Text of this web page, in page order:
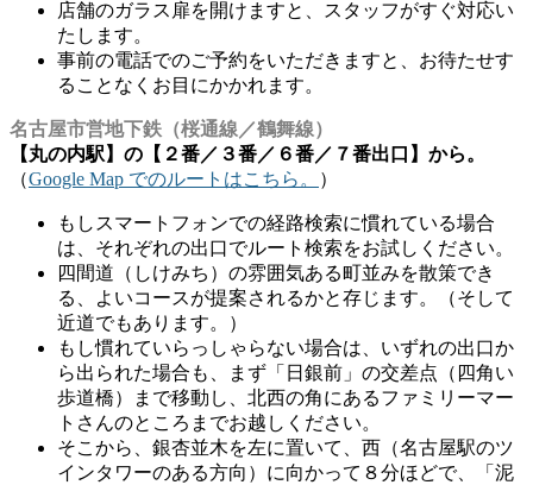
店舗のガラス扉を開けますと、スタッフがすぐ対応い
たします。
事前の電話でのご予約をいただきますと、お待たせす
ることなくお目にかかれます。
名古屋市営地下鉄（桜通線／鶴舞線）
【丸の内駅】の【２番／３番／６番／７番出口】から。
（Google Map でのルートはこちら。 ）
もしスマートフォンでの経路検索に慣れている場合
は、それぞれの出口でルート検索をお試しください。
四間道（しけみち）の雰囲気ある町並みを散策でき
る、よいコースが提案されるかと存じます。（そして
近道でもあります。）
もし慣れていらっしゃらない場合は、いずれの出口か
ら出られた場合も、まず「日銀前」の交差点（四角い
歩道橋）まで移動し、北西の角にあるファミリーマー
トさんのところまでお越しください。
そこから、銀杏並木を左に置いて、西（名古屋駅のツ
インタワーのある方向）に向かって８分ほどで、「泥